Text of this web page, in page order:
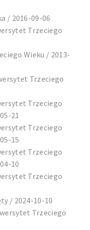
/ 2016-09-06
Trzeciego
Wieku / 2013-
Trzeciego
Trzeciego
21
Trzeciego
15
Trzeciego
10
Trzeciego
/ 2024-10-10
Trzeciego